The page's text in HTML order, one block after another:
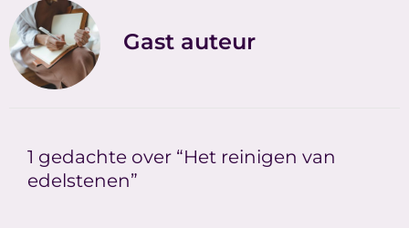
Gast auteur
1 gedachte over “Het reinigen van
edelstenen”